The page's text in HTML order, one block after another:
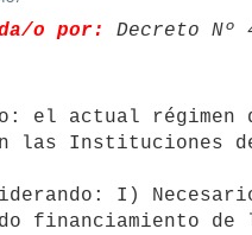
o por: Decreto Nº
las Instituciones
financiamiento